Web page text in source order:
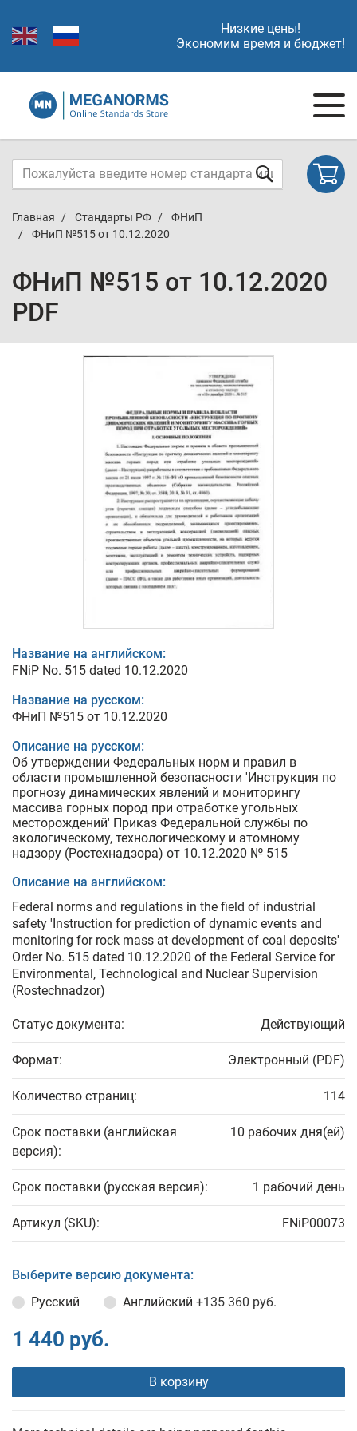
Низкие цены!
Экономим время и бюджет!
Главная Стандарты РФ
ФНиП
ФНиП №515 от 10.12.2020
ФНиП №515 от 10.12.2020
PDF
Название на английском:
FNiP No. 515 dated 10.12.2020
Название на русском:
ФНиП №515 от 10.12.2020
Описание на русском:
Об утверждении Федеральных норм и правил в
области промышленной безопасности 'Инструкция по
прогнозу динамических явлений и мониторингу
массива горных пород при отработке угольных
месторождений' Приказ Федеральной службы по
экологическому, технологическому и атомному
надзору (Ростехнадзора) от 10.12.2020 № 515
Описание на английском:
Federal norms and regulations in the field of industrial
safety 'Instruction for prediction of dynamic events and
monitoring for rock mass at development of coal deposits'
Order No. 515 dated 10.12.2020 of the Federal Service for
Environmental, Technological and Nuclear Supervision
(Rostechnadzor)
Статус документа: Действующий
Формат: Электронный (PDF)
Количество страниц: 114
Срок поставки (английская
версия):
10 рабочих дня(ей)
Срок поставки (русская версия): 1 рабочий день
Артикул (SKU): FNiP00073
Выберите версию документа:
Русский
Английский +135 360 руб.
1 440 руб.
В корзину